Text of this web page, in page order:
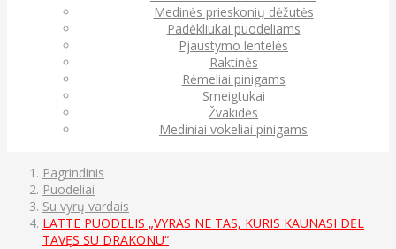
Medinės prieskonių dėžutės
Padėkliukai puodeliams
Pjaustymo lentelės
Raktinės
Rėmeliai pinigams
Smeigtukai
Žvakidės
Mediniai vokeliai pinigams
Pagrindinis
Puodeliai
Su vyrų vardais
LATTE PUODELIS „VYRAS NE TAS, KURIS KAUNASI DĖL
TAVĘS SU DRAKONU“